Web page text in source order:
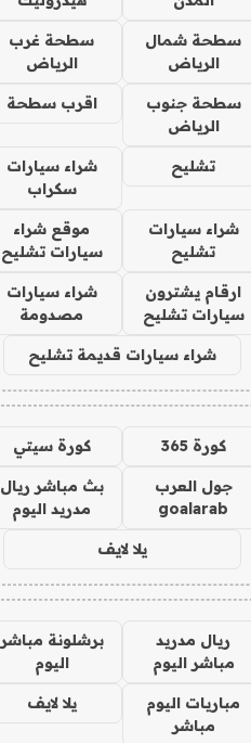
سطحة شمال
الرياض
سطحة غرب
الرياض
سطحة جنوب
الرياض
اقرب سطحة
تشليح
شراء سيارات
سكراب
شراء سيارات
تشليح
موقع شراء
سيارات تشليح
ارقام يشترون
سيارات تشليح
شراء سيارات
مصدومة
شراء سيارات قديمة تشليح
كورة 365 كورة سيتي
جول العرب
goalarab
بث مباشر ريال
مدريد اليوم
يلا لايف
ريال مدريد
مباشر اليوم
برشلونة مباشر
اليوم
مباريات اليوم
مباشر
يلا لايف